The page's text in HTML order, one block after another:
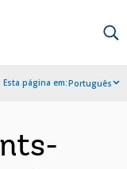
Esta página em:Português